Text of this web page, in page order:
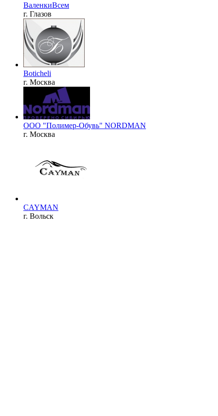
ВаленкиВсем
г. Глазов
Boticheli
г. Москва
ООО "Полимер-Обувь" NORDMAN
г. Москва
CAYMAN
г. Вольск